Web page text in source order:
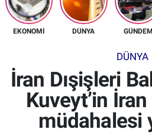
EKONOMİ DÜNYA GÜNDEM
DÜNYA
İran Dışişleri
Kuveyt’in
müdahalesi